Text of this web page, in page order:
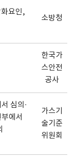
요인,
소방청
한국가
스안전
공사
심의·
에서
가스기
술기준
위원회